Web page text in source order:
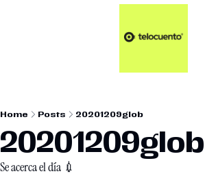
Artículos 📑
Plus 💎
Home Posts 20201209glob
20201209glob
Se acerca el día 💉